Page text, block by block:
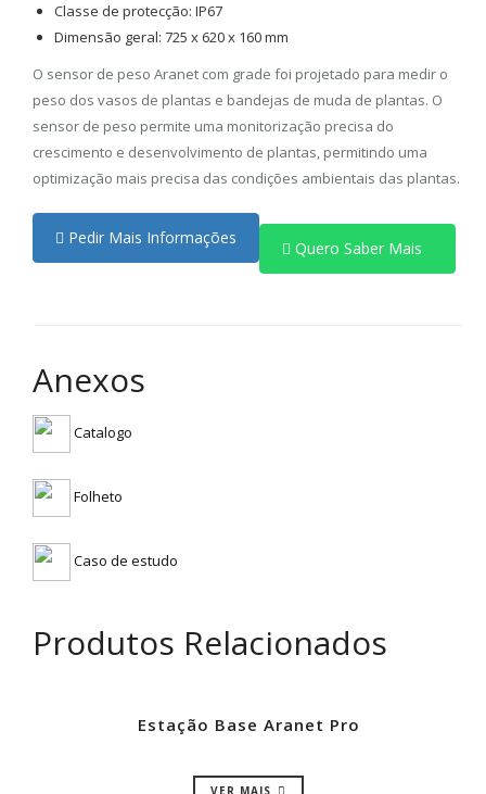
Classe de protecção: IP67
Dimensão geral: 725 x 620 x 160 mm
O sensor de peso Aranet com grade foi projetado para medir o
peso dos vasos de plantas e bandejas de muda de plantas. O
sensor de peso permite uma monitorização precisa do
crescimento e desenvolvimento de plantas, permitindo uma
optimização mais precisa das condições ambientais das plantas.
Pedir Mais Informações
Quero Saber Mais
Anexos
Catalogo
Folheto
Caso de estudo
Produtos Relacionados
Estação Base Aranet Pro
VER MAIS